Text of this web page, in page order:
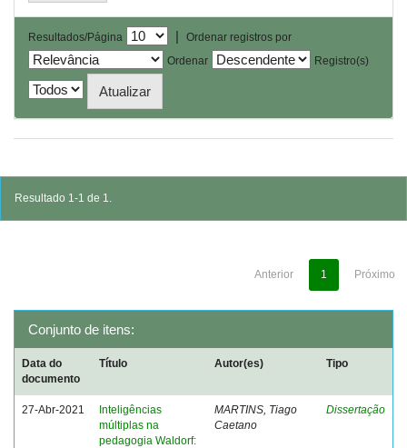
Resultados/Página |
Ordenar registros por
Ordenar
Registro(s)
Resultado 1-1 de 1.
Anterior 1 Próximo
Conjunto de itens:
Data do
documento
Título Autor(es) Tipo
27-Abr-2021
Inteligências
múltiplas na
pedagogia Waldorf:
MARTINS, Tiago
Caetano
Dissertação